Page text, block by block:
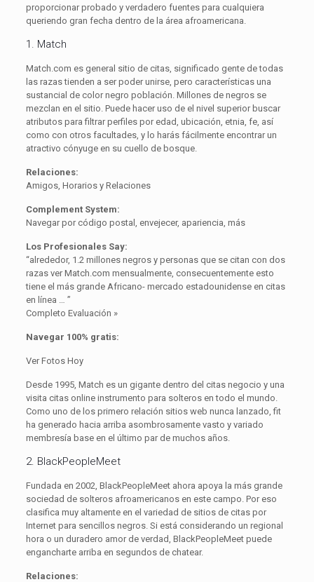
proporcionar probado y verdadero fuentes para cualquiera
queriendo gran fecha dentro de la área afroamericana.
1. Match
Match.com es general sitio de citas, significado gente de todas
las razas tienden a ser poder unirse, pero características una
sustancial de color negro población. Millones de negros se
mezclan en el sitio. Puede hacer uso de el nivel superior buscar
atributos para filtrar perfiles por edad, ubicación, etnia, fe, así
como con otros facultades, y lo harás fácilmente encontrar un
atractivo cónyuge en su cuello de bosque.
Relaciones:
Amigos, Horarios y Relaciones
Complement System:
Navegar por código postal, envejecer, apariencia, más
Los Profesionales Say:
“alrededor, 1.2 millones negros y personas que se citan con dos
razas ver Match.com mensualmente, consecuentemente esto
tiene el más grande Africano- mercado estadounidense en citas
en línea … ”
Completo Evaluación »
Navegar 100% gratis:
Ver Fotos Hoy
Desde 1995, Match es un gigante dentro del citas negocio y una
visita citas online instrumento para solteros en todo el mundo.
Como uno de los primero relación sitios web nunca lanzado, fit
ha generado hacia arriba asombrosamente vasto y variado
membresía base en el último par de muchos años.
2. BlackPeopleMeet
Fundada en 2002, BlackPeopleMeet ahora apoya la más grande
sociedad de solteros afroamericanos en este campo. Por eso
clasifica muy altamente en el variedad de sitios de citas por
Internet para sencillos negros. Si está considerando un regional
hora o un duradero amor de verdad, BlackPeopleMeet puede
engancharte arriba en segundos de chatear.
Relaciones: